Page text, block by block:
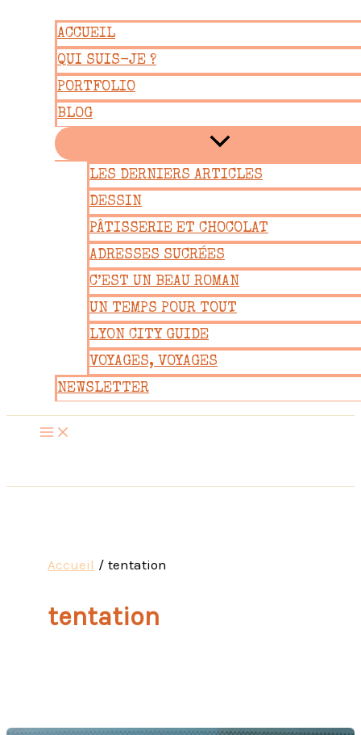
contenu
ACCUEIL
QUI SUIS-JE ?
PORTFOLIO
BLOG
LES DERNIERS ARTICLES
DESSIN
PÂTISSERIE ET CHOCOLAT
ADRESSES SUCRÉES
C’EST UN BEAU ROMAN
UN TEMPS POUR TOUT
LYON CITY GUIDE
VOYAGES, VOYAGES
NEWSLETTER
Accueil tentation
tentation